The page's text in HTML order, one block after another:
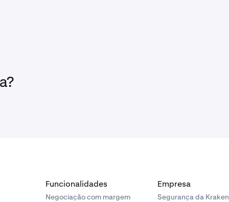
Funcionalidades
Negociação com margem
Empresa
Segurança da Kraken